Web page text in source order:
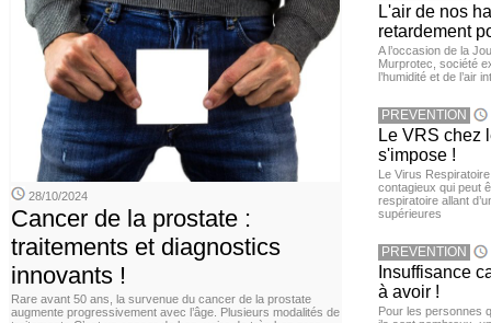
28/10/2024
Cancer de la prostate :
traitements et diagnostics
innovants !
Rare avant 50 ans, la survenue du cancer de la prostate
augmente progressivement avec l’âge. Plusieurs modalités de
L'air de nos
retardement
A l’occasion de la
Murprotec, société
l’humidité et de l’air
PREVENTION
Le VRS chez
s'impose !
Le Virus
contagieux qui peut
respiratoire allant
supérieures
PREVENTION
Insuffisance
à avoir !
Pour les personnes